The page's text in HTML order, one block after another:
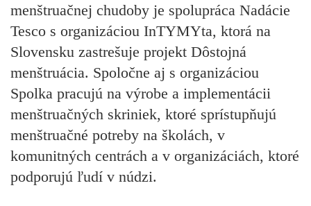
menštruačnej chudoby je spolupráca Nadácie
Tesco s organizáciou InTYMYta, ktorá na
Slovensku zastrešuje projekt Dôstojná
menštruácia. Spoločne aj s organizáciou
Spolka pracujú na výrobe a implementácii
menštruačných skriniek, ktoré sprístupňujú
menštruačné potreby na školách, v
komunitných centrách a v organizáciách, ktoré
podporujú ľudí v núdzi.